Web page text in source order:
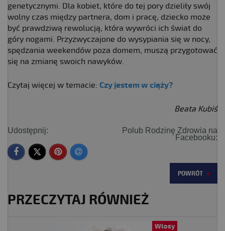
genetycznymi. Dla kobiet, które do tej pory dzieliły swój
wolny czas między partnera, dom i pracę, dziecko może
być prawdziwą rewolucją, która wywróci ich świat do
góry nogami. Przyzwyczajone do wysypiania się w nocy,
spędzania weekendów poza domem, muszą przygotować
się na zmianę swoich nawyków.
Czytaj więcej w temacie: Czy jestem w ciąży?
Beata Kubiś
Udostępnij:
Polub Rodzinę Zdrowia na
Facebooku:
POWRÓT
PRZECZYTAJ RÓWNIEŻ
Włosy